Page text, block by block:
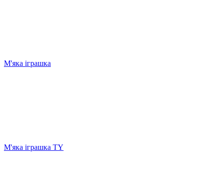
М'яка іграшка
М'яка іграшка TY